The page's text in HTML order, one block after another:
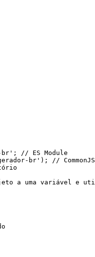
br' ;
// ES Module
br'); // CommonJS
a uma variável e